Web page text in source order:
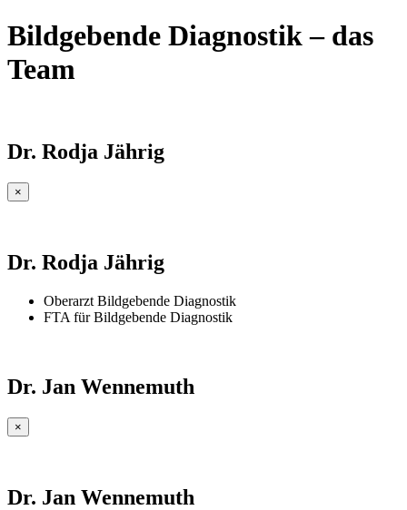
Bildgebende Diagnostik – das
Team
Dr. Rodja Jährig
×
Dr. Rodja Jährig
Oberarzt Bildgebende Diagnostik
FTA für Bildgebende Diagnostik
Dr. Jan Wennemuth
×
Dr. Jan Wennemuth